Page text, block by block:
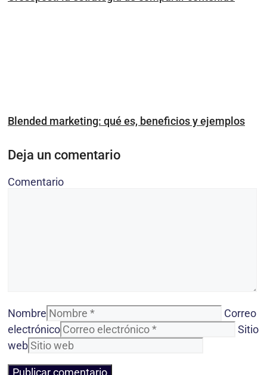
Blended marketing: qué es, beneficios y ejemplos
Deja un comentario
Comentario
Nombre
Correo
electrónico
Sitio
web